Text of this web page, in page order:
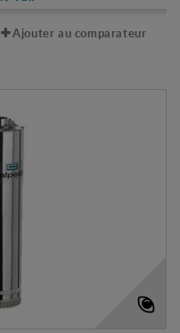
Ajouter au comparateur